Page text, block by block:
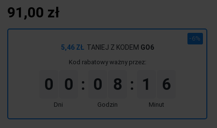
91,00 zł
5,46 ZŁ TANIEJ Z KODEM GO6
Kod rabatowy ważny przez:
-6%
0 0
Dni
: 0 8
Godzin
: 1 6
Minut